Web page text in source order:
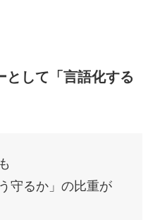
として「言語化する
守るか」の比重が